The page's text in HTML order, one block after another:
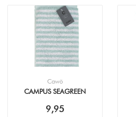
Cawö
CAMPUS SEAGREEN
9,95